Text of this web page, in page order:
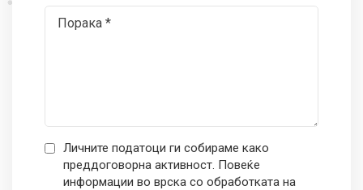
Личните податоци ги собираме како
преддоговорна активност. Повеќе
информации во врска со обработката на